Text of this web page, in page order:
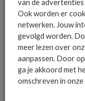
De
Het
mailbox
van de
Ook worden er
netwerken. Jouw
gevolgd worden.
meer lezen over
aanpassen. Door
ga je akkoord met
omschreven in onze